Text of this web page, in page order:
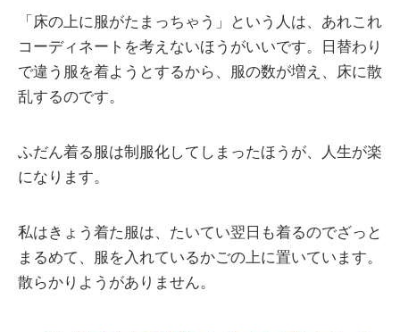
「床の上に服がたまっちゃう」という人は、あれこれ
コーディネートを考えないほうがいいです。日替わり
で違う服を着ようとするから、服の数が増え、床に散
乱するのです。
ふだん着る服は制服化してしまったほうが、人生が楽
になります。
私はきょう着た服は、たいてい翌日も着るのでざっと
まるめて、服を入れているかごの上に置いています。
散らかりようがありません。